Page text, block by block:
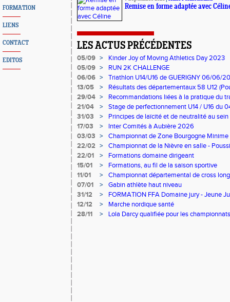
FORMATION
LIENS
CONTACT
EDITOS
Remise en forme adaptée avec
LES ACTUS PRÉCÉDENTES
05/09 >
Kinder Joy of Moving Athletics Day 2023
05/09 >
RUN 2K CHALLENGE
06/06 >
Triathlon U14/U16 de GUERIGNY 06/06/
13/05
>
Résultats des départementaux 58 U12
samedi 13 juin, à St Léger des Vignes
29/04 >
Recommandations liées à la pratique du
médicaments anti-inflammatoire
21/04 >
Stage de perfectionnement U14 / U16 du
31/03
>
Principes de laïcité et de neutralité au sein
17/03
>
Inter Comités à Aubière 2026
03/03 >
Championnat de Zone Bourgogne
22/02 >
Championnat de la Nièvre en salle -
22/01
>
Formations domaine dirigeant
15/01
>
Formations, au fil de la saison sportive
11/01
>
Championnat départemental de cross
07/01
>
Gabin athlète haut niveau
31/12
>
FORMATION FFA Domaine jury - Jeune
12/12
>
Marche nordique santé
28/11
>
Lola Darcy qualifiée pour les